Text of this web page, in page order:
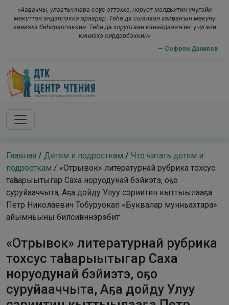
«Ааҕааччы, улаатыннара соҕус эттэххэ, норуот мэлдьитин үчүгэйи
мөкүттэн эндэппэккэ араарар. Төһө да сыалаан хайҕааҥын мөкүнү
киниэхэ биһирэппэккин. Төһө да хоруотаан кэнэйдээҥҥин, үчүгэйи
киниэхэ сирдэрбэккин»
— Софрон Данилов
Skip to main content
Главная / Детям и подросткам / Что читать детям и
подросткам / «Отрывок» литературнай рубрика тохсус
таһаарыытыгар Саха норуодунай бэйиэтэ, оҕо
суруйааччыта, Аҕа дойду Улуу сэриитин кыттыылааҕа
Петр Николаевич Тобуруокап «Буквалар мунньахтара»
айымньыны билсиһиннэрэбит
«Отрывок» литературнай рубрика
тохсус таһаарыытыгар Саха
норуодунай бэйиэтэ, оҕо
суруйааччыта, Аҕа дойду Улуу